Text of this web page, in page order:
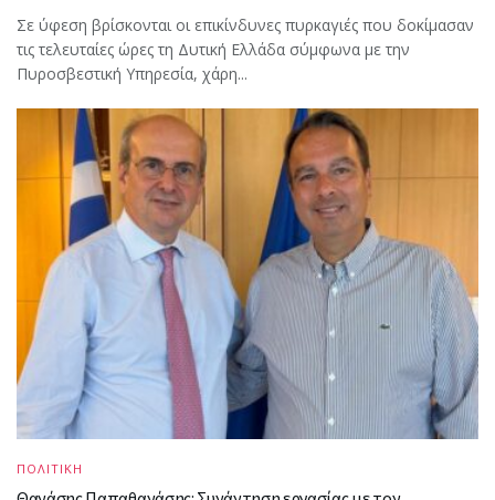
Σε ύφεση βρίσκονται οι επικίνδυνες πυρκαγιές που δοκίμασαν
τις τελευταίες ώρες τη Δυτική Ελλάδα σύμφωνα με την
Πυροσβεστική Υπηρεσία, χάρη...
ΠΟΛΙΤΙΚΗ